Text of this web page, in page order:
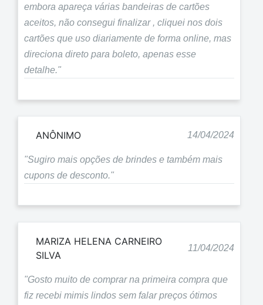
embora apareça várias bandeiras de cartões
aceitos, não consegui finalizar , cliquei nos dois
cartões que uso diariamente de forma online, mas
direciona direto para boleto, apenas esse
detalhe."
ANÔNIMO 14/04/2024
"Sugiro mais opções de brindes e também mais
cupons de desconto."
MARIZA HELENA CARNEIRO
SILVA
11/04/2024
"Gosto muito de comprar na primeira compra que
fiz recebi mimis lindos sem falar preços ótimos